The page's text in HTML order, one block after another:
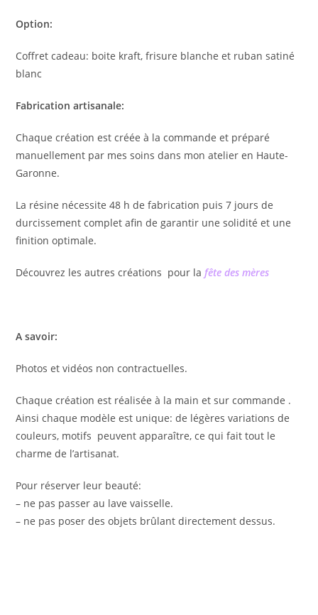
Option:
Coffret cadeau: boite kraft, frisure blanche et ruban satiné
blanc
Fabrication artisanale:
Chaque création est créée à la commande et préparé
manuellement par mes soins dans mon atelier en Haute-
Garonne.
La résine nécessite 48 h de fabrication puis 7 jours de
durcissement complet afin de garantir une solidité et une
finition optimale.
Découvrez les autres créations pour la fête des mères
A savoir:
Photos et vidéos non contractuelles.
Chaque création est réalisée à la main et sur commande .
Ainsi chaque modèle est unique: de légères variations de
couleurs, motifs peuvent apparaître, ce qui fait tout le
charme de l’artisanat.
Pour réserver leur beauté:
– ne pas passer au lave vaisselle.
– ne pas poser des objets brûlant directement dessus.